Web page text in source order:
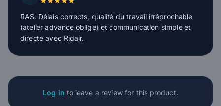
RAS. Délais corrects, qualité du travail irréprochable
(atelier advance oblige) et communication simple et
directe avec Ridair.
Log in to leave a review for this product.